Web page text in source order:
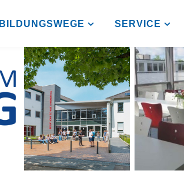
BILDUNGSWEGE SERVICE